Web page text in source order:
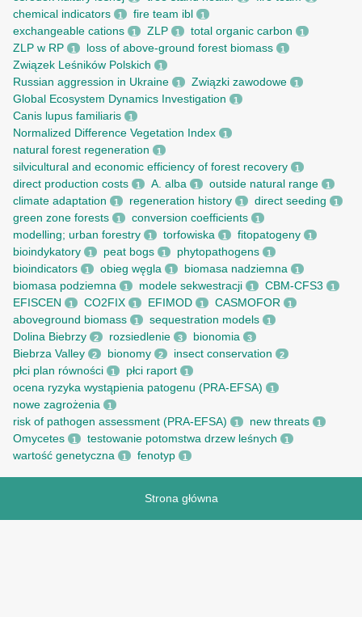
chemical indicators 1 fire team ibl 1
exchangeable cations 1 ZLP 1 total organic carbon 1
ZLP w RP 1 loss of above-ground forest biomass 1
Związek Leśników Polskich 1
Russian aggression in Ukraine 1 Związki zawodowe 1
Global Ecosystem Dynamics Investigation 1
Canis lupus familiaris 1
Normalized Difference Vegetation Index 1
natural forest regeneration 1
silvicultural and economic efficiency of forest recovery 1
direct production costs 1 A. alba 1 outside natural range 1
climate adaptation 1 regeneration history 1 direct seeding 1
green zone forests 1 conversion coefficients 1
modelling; urban forestry 1 torfowiska 1 fitopatogeny 1
bioindykatory 1 peat bogs 1 phytopathogens 1
bioindicators 1 obieg węgla 1 biomasa nadziemna 1
biomasa podziemna 1 modele sekwestracji 1 CBM-CFS3 1
EFISCEN 1 CO2FIX 1 EFIMOD 1 CASMOFOR 1
aboveground biomass 1 sequestration models 1
Dolina Biebrzy 2 rozsiedlenie 3 bionomia 3
Biebrza Valley 2 bionomy 2 insect conservation 2
płci plan równości 1 płci raport 1
ocena ryzyka wystąpienia patogenu (PRA-EFSA) 1
nowe zagrożenia 1
risk of pathogen assessment (PRA-EFSA) 1 new threats 1
Omycetes 1 testowanie potomstwa drzew leśnych 1
wartość genetyczna 1 fenotyp 1
Strona główna